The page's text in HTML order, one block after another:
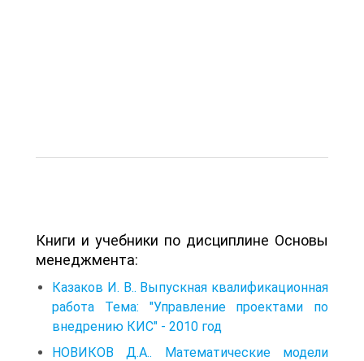
Книги и учебники по дисциплине Основы
менеджмента:
Казаков И. В.. Выпускная квалификационная
работа Тема: "Управление проектами по
внедрению КИС" - 2010 год
НОВИКОВ Д.А.. Математические модели